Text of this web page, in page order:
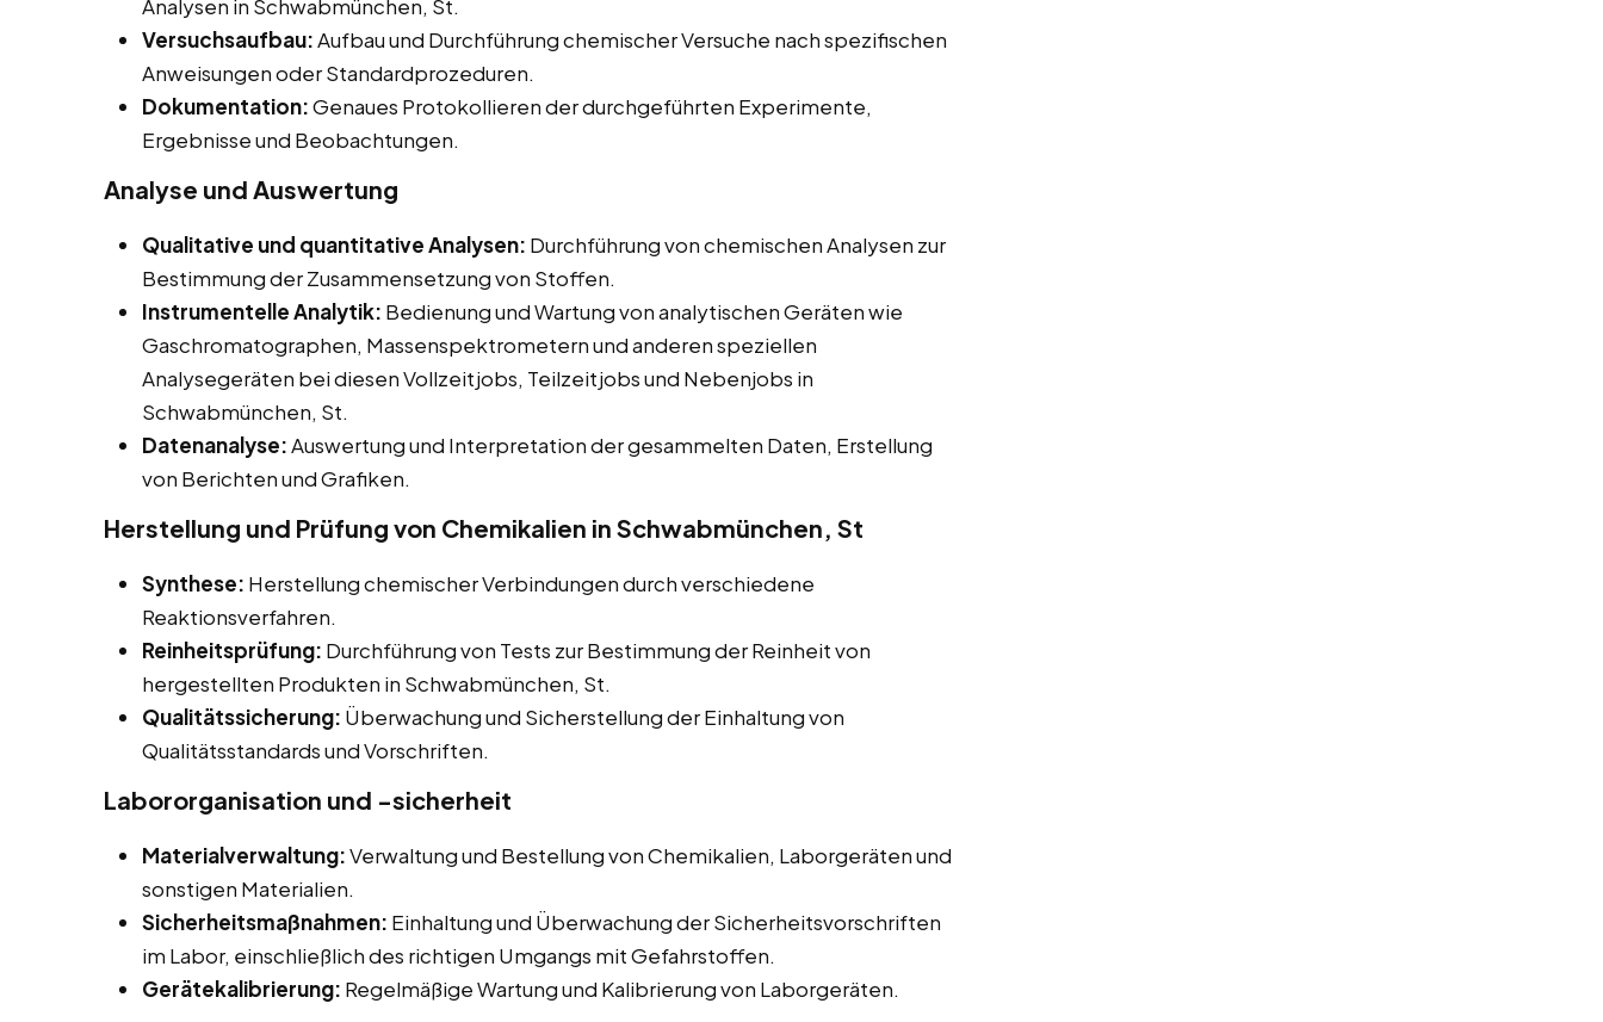
Analysen in Schwabmünchen, St.
Versuchsaufbau:Aufbau und Durchführung chemischer Versuche nach spezifischen
Anweisungen oder Standardprozeduren.
Dokumentation:Genaues Protokollieren der durchgeführten Experimente,
Ergebnisse und Beobachtungen.
Analyse und Auswertung
Qualitative und quantitative Analysen: Durchführung von chemischen Analysen zur
Bestimmung der Zusammensetzung von Stoffen.
Instrumentelle Analytik: Bedienung und Wartung von analytischen Geräten wie
Gaschromatographen, Massenspektrometern und anderen speziellen
Analysegeräten bei diesen Vollzeitjobs, Teilzeitjobs und Nebenjobs in
Schwabmünchen, St.
Datenanalyse:Auswertung und Interpretation der gesammelten Daten, Erstellung
von Berichten und Grafiken.
Herstellung und Prüfung von Chemikalien in Schwabmünchen, St
Synthese: Herstellung chemischer Verbindungen durch verschiedene
Reaktionsverfahren.
Reinheitsprüfung: Durchführung von Tests zur Bestimmung der Reinheit von
hergestellten Produkten in Schwabmünchen, St.
Qualitätssicherung: Überwachung und Sicherstellung der Einhaltung von
Qualitätsstandards und Vorschriften.
Labororganisation und -sicherheit
Materialverwaltung:Verwaltung und Bestellung von Chemikalien, Laborgeräten und
sonstigen Materialien.
Sicherheitsmaßnahmen: Einhaltung und Überwachung der Sicherheitsvorschriften
im Labor, einschließlich des richtigen Umgangs mit Gefahrstoffen.
Gerätekalibrierung: Regelmäßige Wartung und Kalibrierung von Laborgeräten.